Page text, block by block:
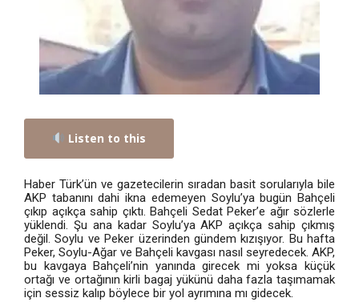
Listen to this
Haber Türk’ün ve gazetecilerin sıradan basit sorularıyla bile
AKP tabanını dahi ikna edemeyen Soylu’ya bugün Bahçeli
çıkıp açıkça sahip çıktı. Bahçeli Sedat Peker’e ağır sözlerle
yüklendi. Şu ana kadar Soylu’ya AKP açıkça sahip çıkmış
değil. Soylu ve Peker üzerinden gündem kızışıyor. Bu hafta
Peker, Soylu-Ağar ve Bahçeli kavgası nasıl seyredecek. AKP,
bu kavgaya Bahçeli’nin yanında girecek mi yoksa küçük
ortağı ve ortağının kirli bagaj yükünü daha fazla taşımamak
için sessiz kalıp böylece bir yol ayrımına mı gidecek.